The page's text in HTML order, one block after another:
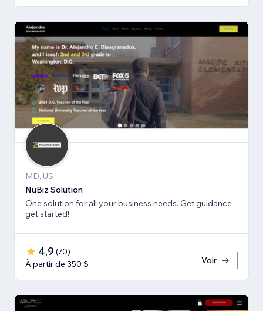
MD, US
NuBiz Solution
One solution for all your business needs. Get guidance
get started!
4,9 (70)
À partir de 350 $
Voir